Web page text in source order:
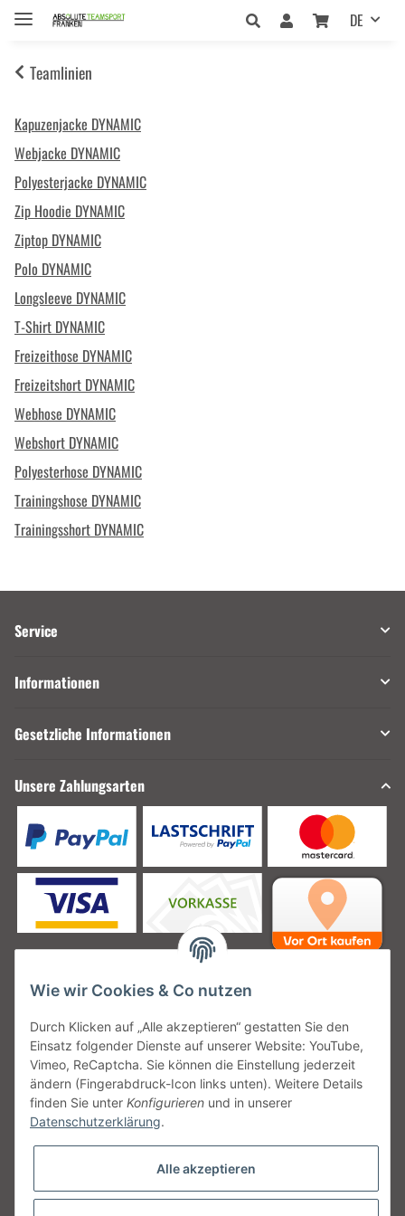
DE
Teamlinien
Kapuzenjacke DYNAMIC
Webjacke DYNAMIC
Polyesterjacke DYNAMIC
Zip Hoodie DYNAMIC
Ziptop DYNAMIC
Polo DYNAMIC
Longsleeve DYNAMIC
T-Shirt DYNAMIC
Freizeithose DYNAMIC
Freizeitshort DYNAMIC
Webhose DYNAMIC
Webshort DYNAMIC
Polyesterhose DYNAMIC
Trainingshose DYNAMIC
Trainingsshort DYNAMIC
Service
Informationen
Gesetzliche Informationen
Unsere Zahlungsarten
Unsere Versanddienstleister
Unsere Communities
Wie wir Cookies & Co nutzen
Durch Klicken auf „Alle akzeptieren“ gestatten Sie den
Einsatz folgender Dienste auf unserer Website: YouTube,
Vimeo, ReCaptcha. Sie können die Einstellung jederzeit
ändern (Fingerabdruck-Icon links unten). Weitere Details
finden Sie unter Konfigurieren und in unserer
Datenschutzerklärung.
Alle akzeptieren